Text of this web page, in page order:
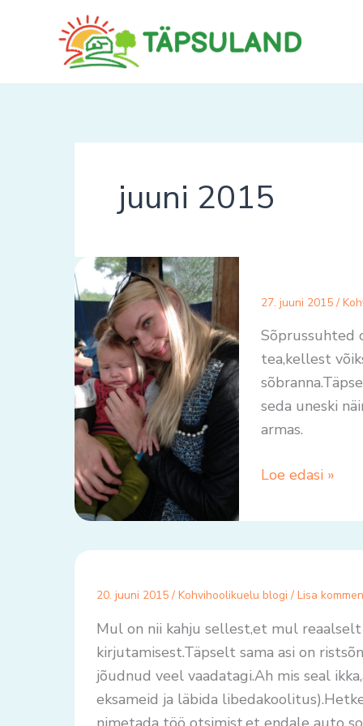
juuni 2015
27. juuni 2015 /
Sõprussuhted
tea,kellest
seda uneski
armas.
Loe edasi »
20. juuni 2015 / Kohvihoolikuelu blogi / Lisa
Mul on nii kahju sellest,et mul
kirjutamisest.Täpselt sama asi on
jõudnud veel vaadatagi.Ah mis seal
eksameid ja läbida